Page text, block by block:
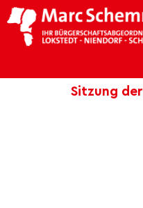
Sitzung